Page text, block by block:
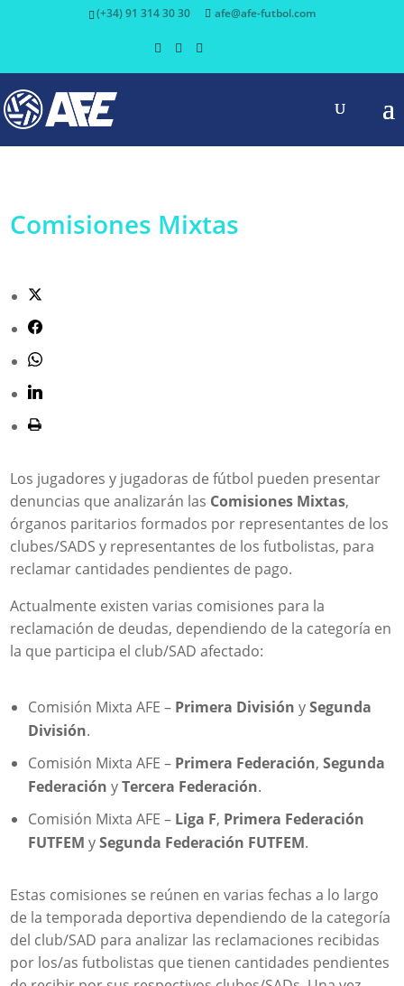
(+34) 91 314 30 30 afe@afe-futbol.com
Comisiones Mixtas
Los jugadores y jugadoras de fútbol pueden presentar
denuncias que analizarán las Comisiones Mixtas,
órganos paritarios formados por representantes de los
clubes/SADS y representantes de los futbolistas, para
reclamar cantidades pendientes de pago.
Actualmente existen varias comisiones para la
reclamación de deudas, dependiendo de la categoría en
la que participa el club/SAD afectado:
Comisión Mixta AFE – Primera DivisiónySegunda
División.
Comisión Mixta AFE – Primera Federación,Segunda
Federación yTercera Federación.
Comisión Mixta AFE – Liga F, Primera Federación
FUTFEM ySegunda Federación FUTFEM.
Estas comisiones se reúnen en varias fechas a lo largo
de la temporada deportiva dependiendo de la categoría
del club/SAD para analizar las reclamaciones recibidas
por los/as futbolistas que tienen cantidades pendientes